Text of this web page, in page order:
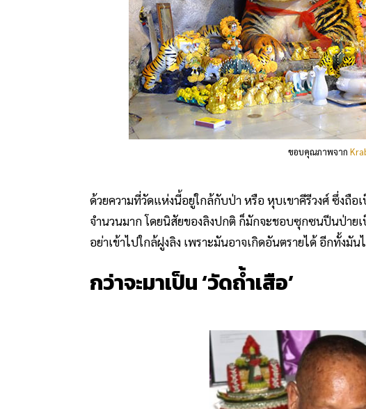
ขอบคุณภาพจาก
ด้วยความที่วัดแห่งนี้อยู่ใกล้กับป่า หรือ หุบเขาคีรีวงศ์ ซึ่งถือ
จำนวนมาก โดยนิสัยของลิงปกติ ก็มักจะชอบซุกซนปีนป่ายเ
อย่าเข้าไปใกล้ฝูงลิง เพราะมันอาจเกิดอันตรายได้ อีกทั้งมั
กว่าจะมาเป็น‘วัดถ้ำเสือ’